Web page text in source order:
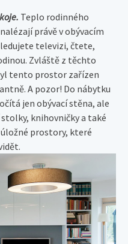
Teplo rodinného
právě v obývacím
televizi, čtete,
Zvláště z těchto
tento prostor zařízen
A pozor! Do nábytku
jen obývací stěna, ale
knihovničky a také
prostory, které